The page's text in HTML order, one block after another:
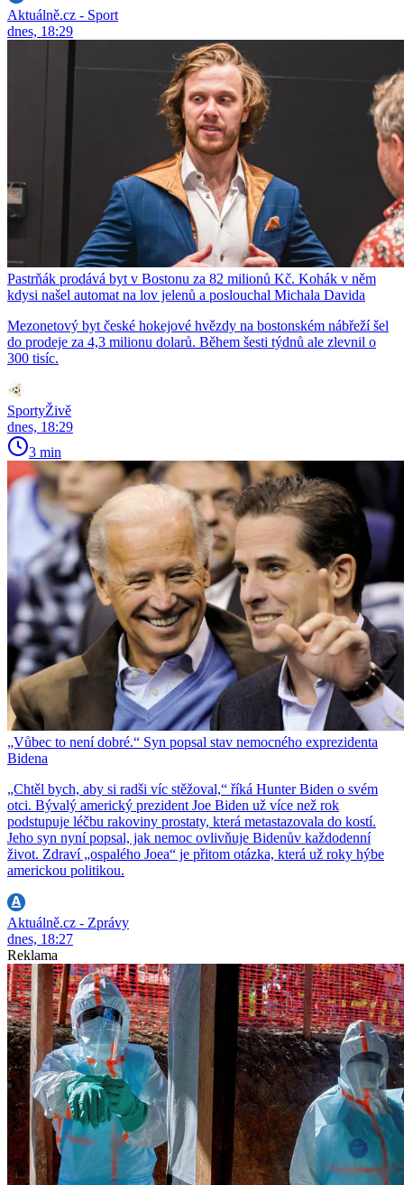
Aktuálně.cz - Sport
dnes, 18:29
Pastrňák prodává byt v Bostonu za 82 milionů Kč. Kohák v něm
kdysi našel automat na lov jelenů a poslouchal Michala Davida
Mezonetový byt české hokejové hvězdy na bostonském nábřeží šel
do prodeje za 4,3 milionu dolarů. Během šesti týdnů ale zlevnil o
300 tisíc.
SportyŽivě
dnes, 18:29
3 min
„Vůbec to není dobré.“ Syn popsal stav nemocného exprezidenta
Bidena
„Chtěl bych, aby si radši víc stěžoval,“ říká Hunter Biden o svém
otci. Bývalý americký prezident Joe Biden už více než rok
podstupuje léčbu rakoviny prostaty, která metastazovala do kostí.
Jeho syn nyní popsal, jak nemoc ovlivňuje Bidenův každodenní
život. Zdraví „ospalého Joea“ je přitom otázka, která už roky hýbe
americkou politikou.
Aktuálně.cz - Zprávy
dnes, 18:27
Reklama